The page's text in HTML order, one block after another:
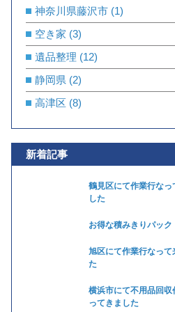
神奈川県藤沢市 (1)
空き家 (3)
遺品整理 (12)
静岡県 (2)
高津区 (8)
新着記事
鶴見区にて作業行なっ
した
お得な積みきりパック
旭区にて作業行なって
た
横浜市にて不用品回収
ってきました